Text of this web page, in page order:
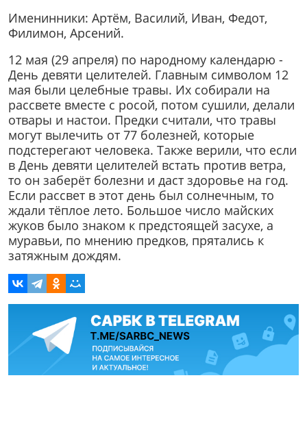
Именинники: Артём, Василий, Иван, Федот,
Филимон, Арсений.
12 мая (29 апреля) по народному календарю -
День девяти целителей. Главным символом 12
мая были целебные травы. Их собирали на
рассвете вместе с росой, потом сушили, делали
отвары и настои. Предки считали, что травы
могут вылечить от 77 болезней, которые
подстерегают человека. Также верили, что если
в День девяти целителей встать против ветра,
то он заберёт болезни и даст здоровье на год.
Если рассвет в этот день был солнечным, то
ждали тёплое лето. Большое число майских
жуков было знаком к предстоящей засухе, а
муравьи, по мнению предков, прятались к
затяжным дождям.